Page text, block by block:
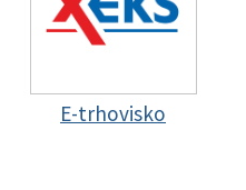
E-trhovisko